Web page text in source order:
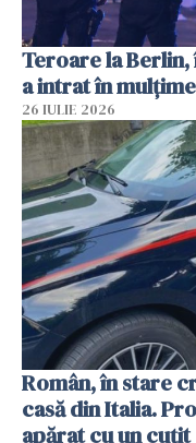
Teroare la
a intrat în
26 IULIE 2026
Român, în stare
casă din Italia.
apărat cu un cuțit